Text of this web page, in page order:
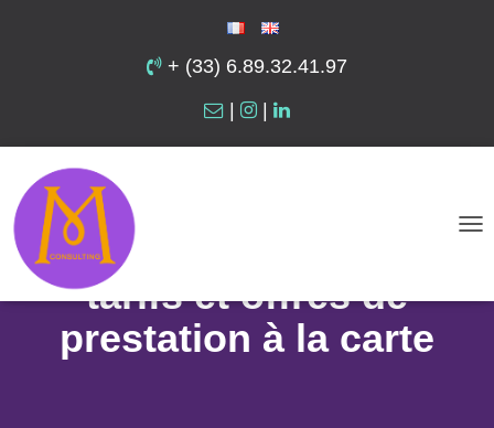
+ (33) 6.89.32.41.97
P
Copywriting livret
accompagnement –
tarifs et offres de
prestation à la carte